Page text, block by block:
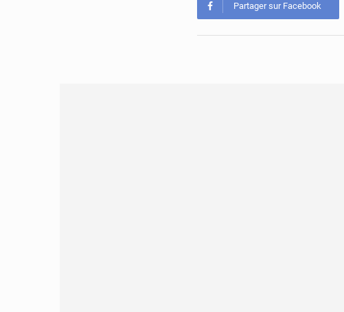
Partager sur Facebook